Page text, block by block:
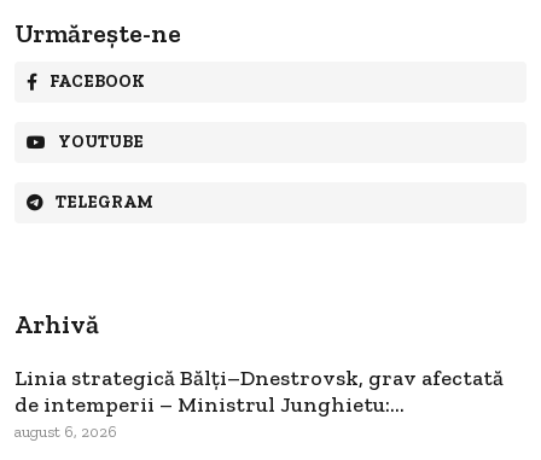
Urmărește-ne
FACEBOOK
YOUTUBE
TELEGRAM
Arhivă
Linia strategică Bălți–Dnestrovsk, grav afectată
de intemperii – Ministrul Junghietu:...
august 6, 2026